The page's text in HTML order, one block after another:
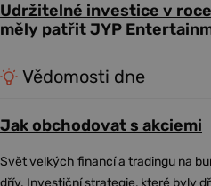
Udržitelné investice v
měly patřit JYP
Vědomosti dne
Jak obchodovat s akciemi
Svět velkých financí a tradingu na